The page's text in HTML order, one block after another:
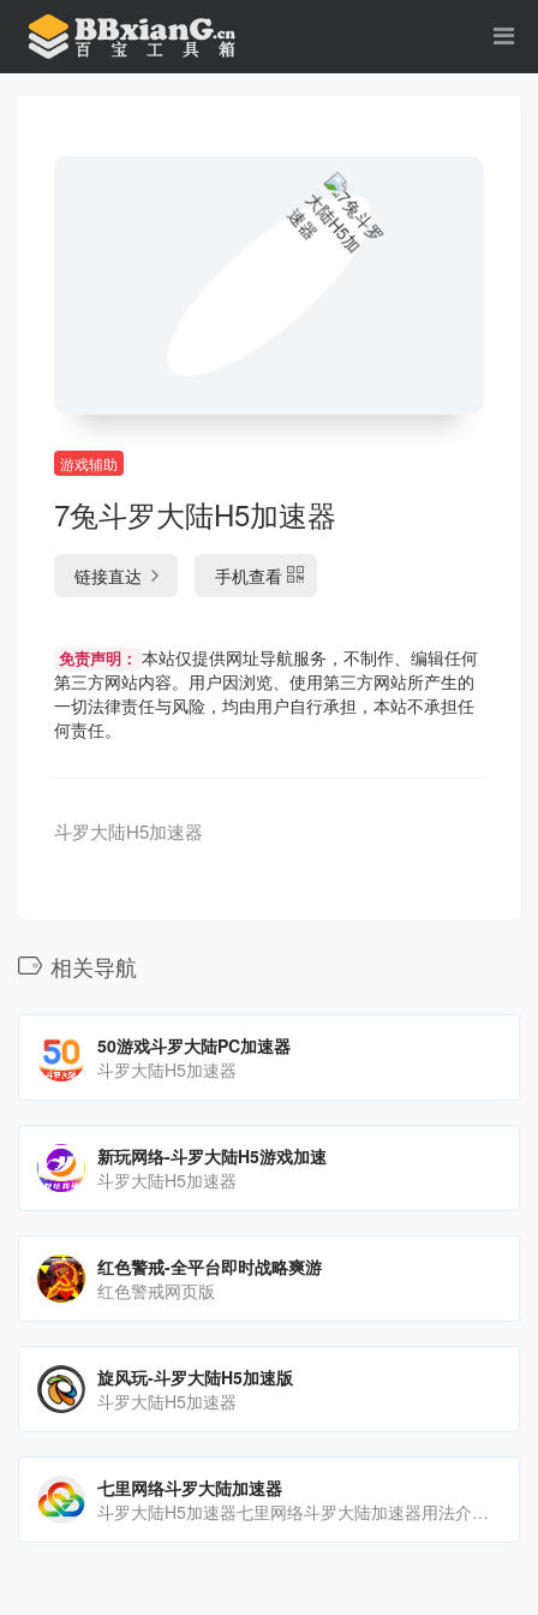
游戏辅助
7兔斗罗大陆H5加速器
链接直达 手机查看
免责声明： 本站仅提供网址导航服务，不制作、编辑任何
第三方网站内容。用户因浏览、使用第三方网站所产生的
一切法律责任与风险，均由用户自行承担，本站不承担任
何责任。
斗罗大陆H5加速器
相关导航
50游戏斗罗大陆PC加速器
斗罗大陆H5加速器
新玩网络-斗罗大陆H5游戏加速
斗罗大陆H5加速器
红色警戒-全平台即时战略爽游
红色警戒网页版
旋风玩-斗罗大陆H5加速版
斗罗大陆H5加速器
七里网络斗罗大陆加速器
斗罗大陆H5加速器七里网络斗罗大陆加速器用法介绍1.在本页面登录七里平台帐号，如无帐号可以点击“立即注册[…]